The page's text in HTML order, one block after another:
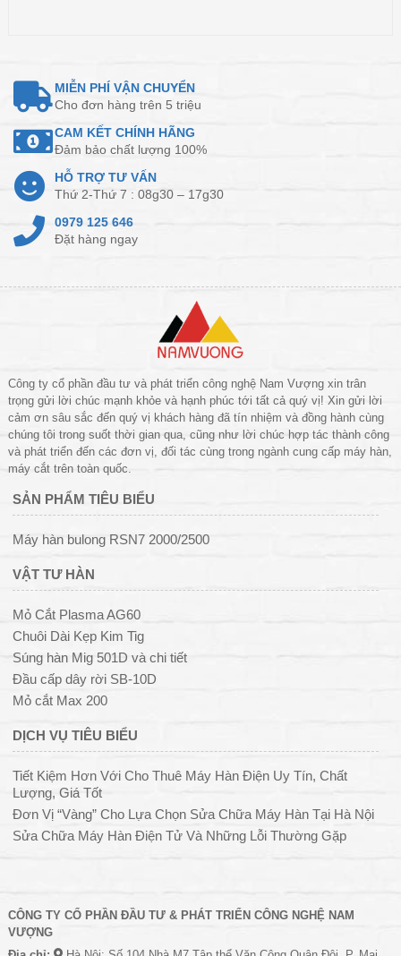
MIỄN PHÍ VẬN CHUYỂN
Cho đơn hàng trên 5 triệu
CAM KẾT CHÍNH HÃNG
Đảm bảo chất lượng 100%
HỖ TRỢ TƯ VẤN
Thứ 2-Thứ 7 : 08g30 – 17g30
0979 125 646
Đặt hàng ngay
Công ty cổ phần đầu tư và phát triển công nghệ Nam Vượng xin trân
trọng gửi lời chúc mạnh khỏe và hạnh phúc tới tất cả quý vị! Xin gửi lời
cảm ơn sâu sắc đến quý vị khách hàng đã tín nhiệm và đồng hành cùng
chúng tôi trong suốt thời gian qua, cũng như lời chúc hợp tác thành công
và phát triển đến các đơn vị, đối tác cùng trong ngành cung cấp máy hàn,
máy cắt trên toàn quốc.
SẢN PHẨM TIÊU BIỂU
Máy hàn bulong RSN7 2000/2500
VẬT TƯ HÀN
Mỏ Cắt Plasma AG60
Chuôi Dài Kẹp Kim Tig
Súng hàn Mig 501D và chi tiết
Đầu cấp dây rời SB-10D
Mỏ cắt Max 200
DỊCH VỤ TIÊU BIỂU
Tiết Kiệm Hơn Với Cho Thuê Máy Hàn Điện Uy Tín, Chất
Lượng, Giá Tốt
Đơn Vị “Vàng” Cho Lựa Chọn Sửa Chữa Máy Hàn Tại Hà Nội
Sửa Chữa Máy Hàn Điện Tử Và Những Lỗi Thường Gặp
CÔNG TY CỔ PHẦN ĐẦU TƯ & PHÁT TRIỂN CÔNG NGHỆ NAM
VƯỢNG